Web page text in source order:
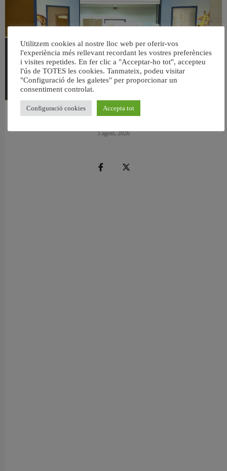
València reforma l’Escola Infantil Pardalets i instal·larà aire condicionat a totes
5 agost, 2026
Utilitzem cookies al nostre lloc web per oferir-vos
l'experiència més rellevant recordant les vostres preferències
i visites repetides. En fer clic a "Acceptar-ho tot", accepteu
l'ús de TOTES les cookies. Tanmateix, podeu visitar
"Configuració de les galetes" per proporcionar un
consentiment controlat.
Configuració cookies Accepta tot